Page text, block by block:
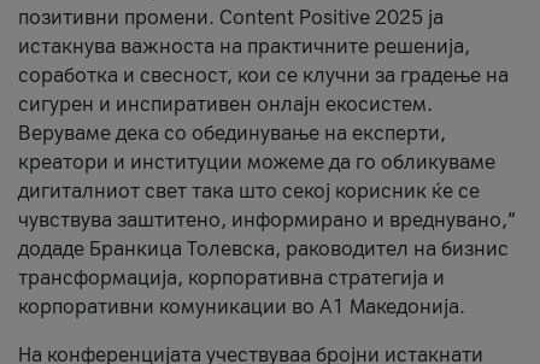
позитивни промени. Content Positive 2025 ја
истакнува важноста на практичните решенија,
соработка и свесност, кои се клучни за градење на
сигурен и инспиративен онлајн екосистем.
Веруваме дека со обединување на експерти,
креатори и институции можеме да го обликуваме
дигиталниот свет така што секој корисник ќе се
чувствува заштитено, информирано и вреднувано,“
додаде Бранкица Толевска, раководител на бизнис
трансформација, корпоративна стратегија и
корпоративни комуникации во А1 Македонија.
На конференцијата учествуваа бројни истакнати